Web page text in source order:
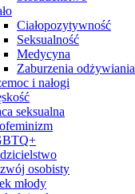
Ciałopozytywność
Seksualność
Medycyna
Zaburzenia odżywiania
i nałogi
seksualna
osobisty
młody